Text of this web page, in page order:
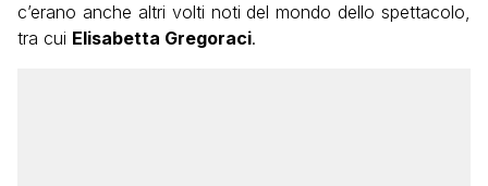
c’erano anche altri volti noti del mondo dello spettacolo,
tra cui Elisabetta Gregoraci.